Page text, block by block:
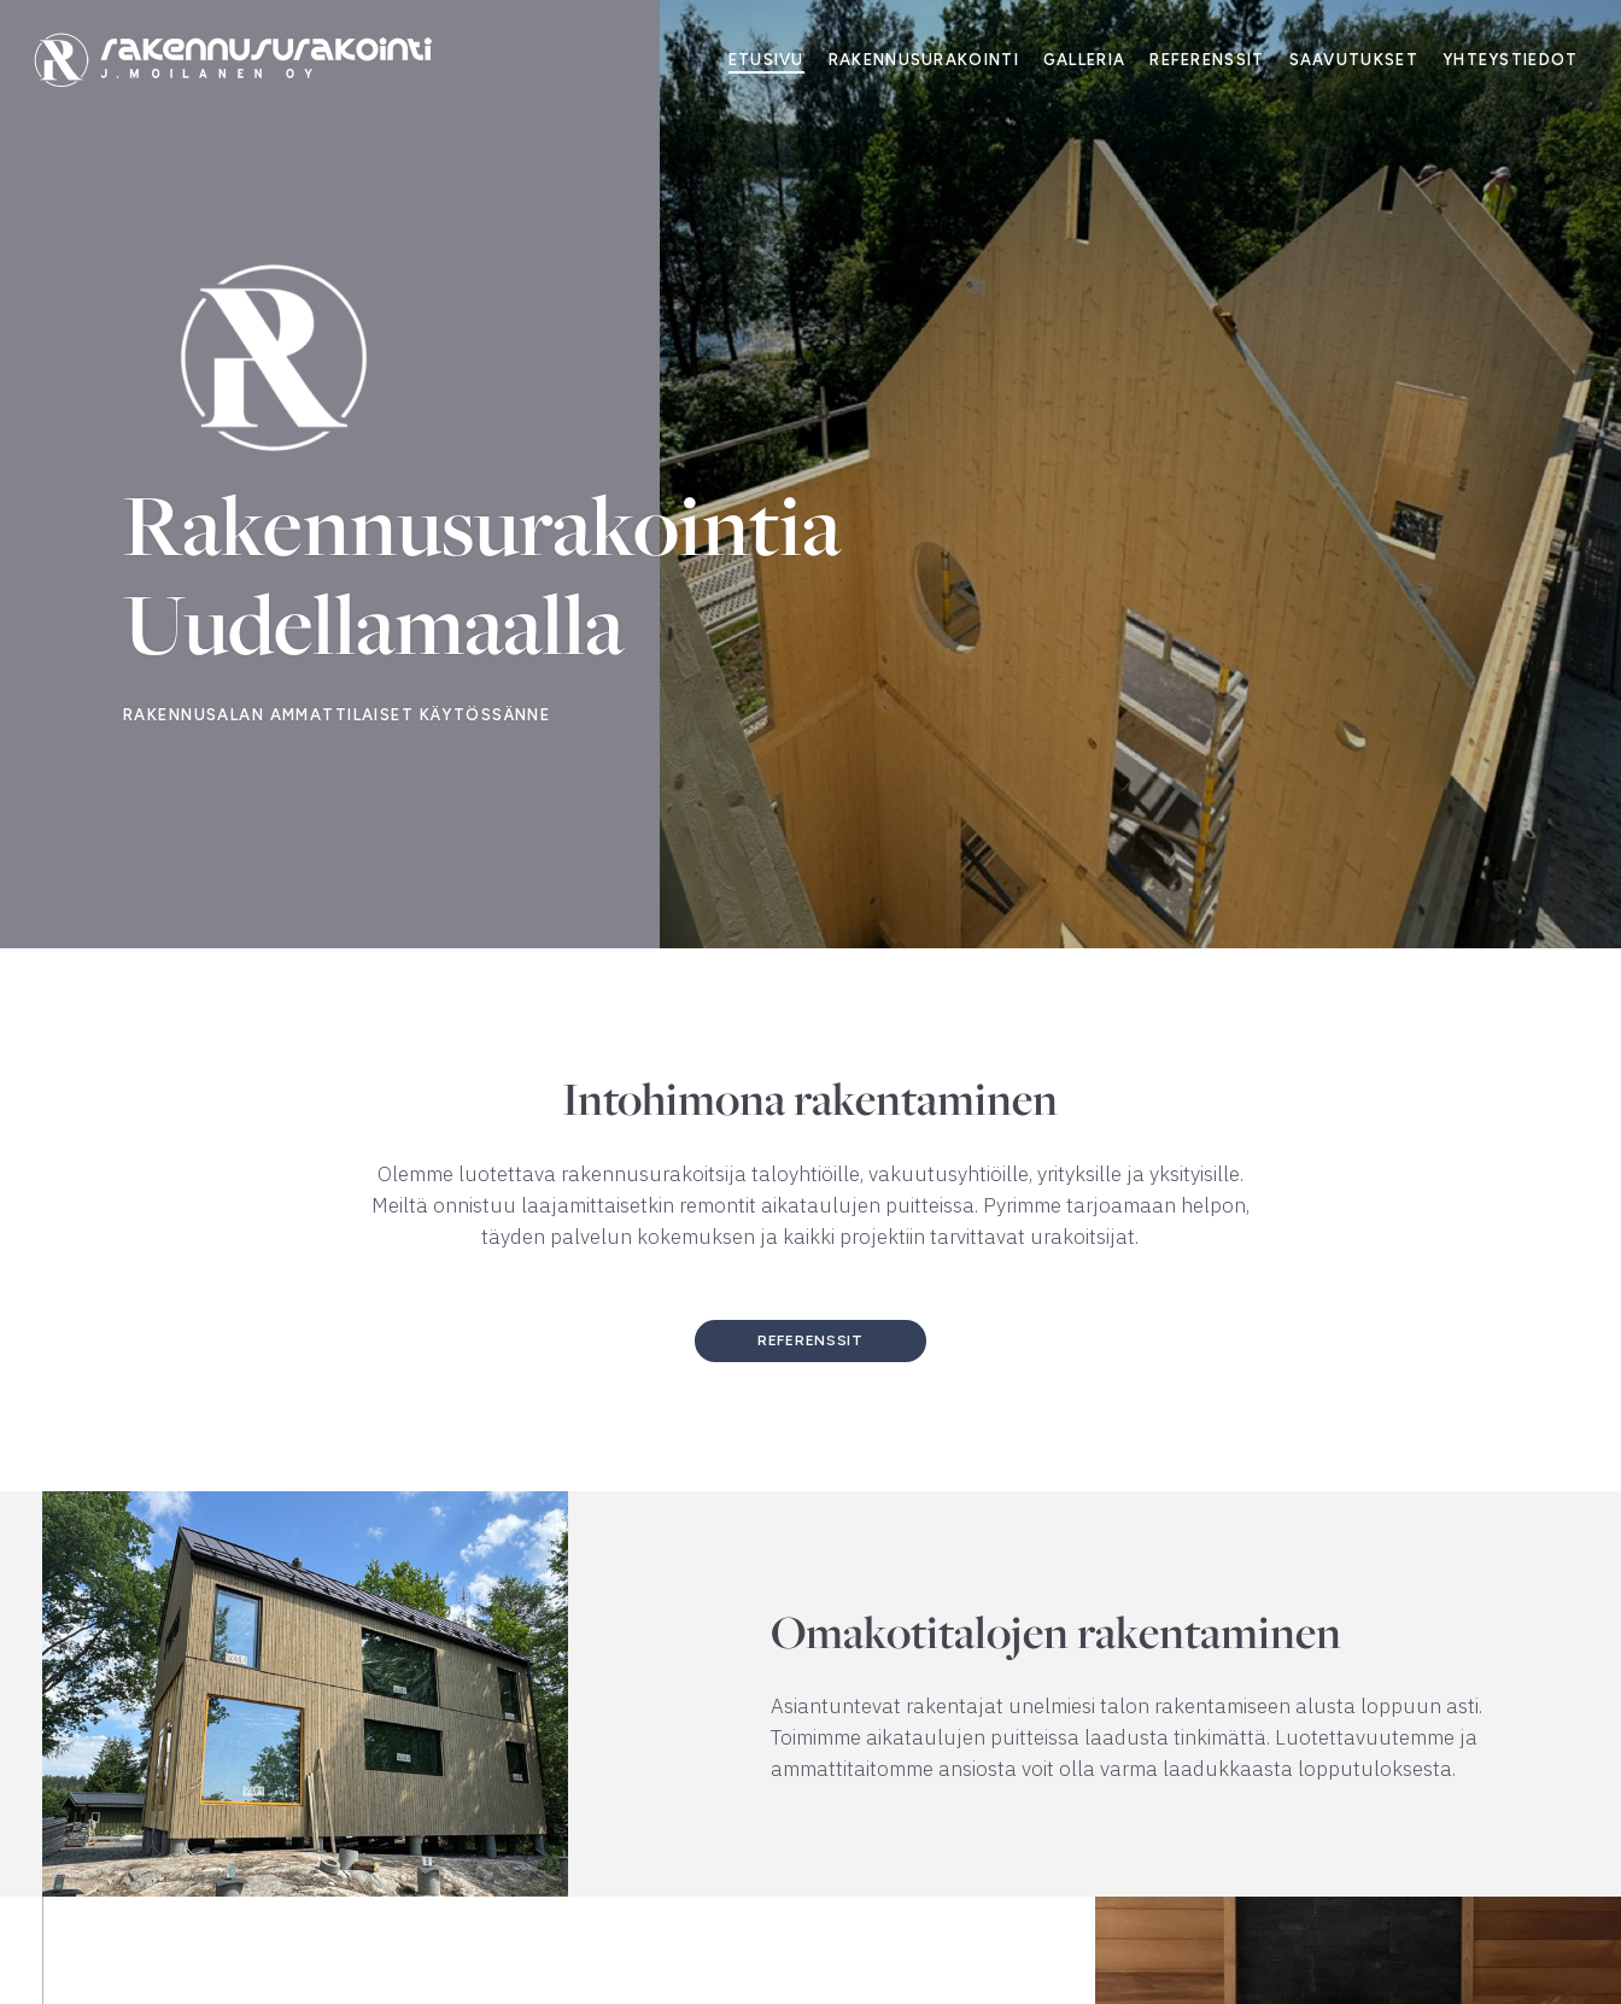
ETUSIVU RAKENNUSURAKOINTI GALLERIA REFERENSSIT SAAVUTUKSET YHTEYSTIEDOT
Rakennusurakointia
Uudellamaalla
RAKENNUSALAN AMMATTILAISET KÄYTÖSSÄNNE
Intohimona rakentaminen
Olemme luotettava rakennusurakoitsija taloyhtiöille, vakuutusyhtiöille, yrityksille ja yksityisille.
Meiltä onnistuu laajamittaisetkin remontit aikataulujen puitteissa. Pyrimme tarjoamaan helpon,
täyden palvelun kokemuksen ja kaikki projektiin tarvittavat urakoitsijat.
REFERENSSIT
Omakotitalojen rakentaminen
Asiantuntevat rakentajat unelmiesi talon rakentamiseen alusta loppuun asti.
Toimimme aikataulujen puitteissa laadusta tinkimättä. Luotettavuutemme ja
ammattitaitomme ansiosta voit olla varma laadukkaasta lopputuloksesta.